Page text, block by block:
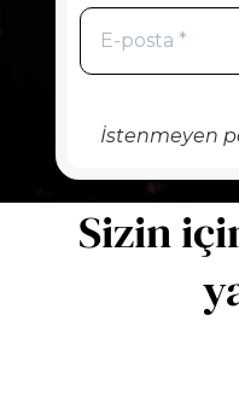
İstenmeyen
Sizin